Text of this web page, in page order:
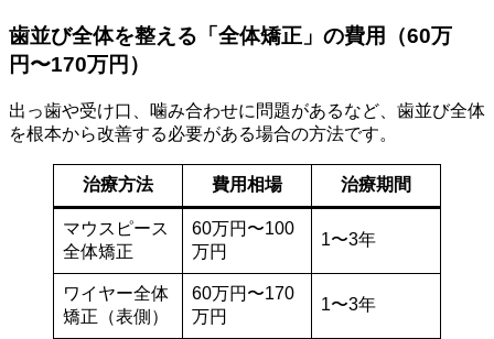
歯並び全体を整える「全体矯正」の費用（60万
円〜170万円）
出っ歯や受け口、噛み合わせに問題があるなど、歯並び全体
を根本から改善する必要がある場合の方法です。
治療方法 費用相場 治療期間
マウスピース
全体矯正
60万円〜100
万円
1〜3年
ワイヤー全体
矯正（表側）
60万円〜170
万円
1〜3年